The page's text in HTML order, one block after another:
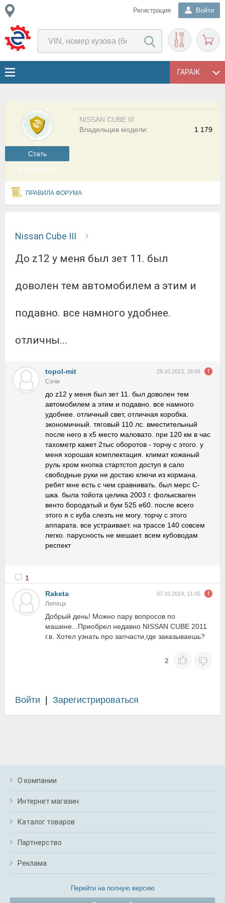
Регистрация Войти
ГАРАЖ
Cтать
участником
NISSAN CUBE III
1 179
Владельцев модели:
ПРАВИЛА ФОРУМА
Nissan Cube III
до z12 у меня был зет 11. был
доволен тем автомобилем а этим и
подавно. все намного удобнее.
отличны...
topol-mit 29.10.2013, 18:06
Сочи
до z12 у меня был зет 11. был доволен тем
автомобилем а этим и подавно. все намного
удобнее. отличный свет, отличная коробка.
экономичный. тяговый 110 лс. вместительный
после него в х5 место маловато. при 120 км в час
тахометр кажет 2тыс оборотов - торчу с этого. у
меня хорошая комплектация. климат кожаный
руль хром кнопка стартстоп доступ в сало
свободные руки не достаю ключи из кормана.
ребят мне есть с чем сравнивать. был мерс С-
шка. была тойота целика 2003 г. фольксваген
венто бородатый и бум 525 е60. после всего
этого я с куба слезть не могу. торчу с этого
аппарата. все устраивает. на трассе 140 совсем
легко. парусность не мешает. всем кубоводам
респект
1
Raketa
07.10.2014, 11:05
Липецк
Добрый день! Можно пару вопросов по
машине...Приобрел недавно NISSAN CUBE 2011
г.в. Хотел узнать про запчасти,где заказываешь?
2
Войти Зарегистрироваться
О компании
Интернет магазин
Каталог товаров
Партнерство
Реклама
Перейти на полную версию